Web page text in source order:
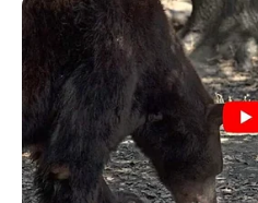
MThai เชื่อในสิ่ง